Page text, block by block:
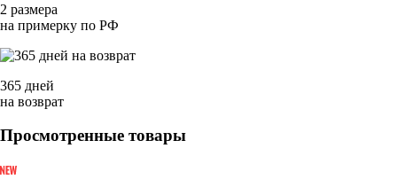
2 размера
на примерку по РФ
365 дней
на возврат
Просмотренные товары